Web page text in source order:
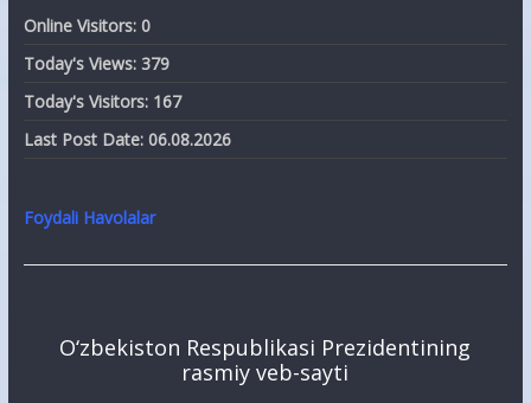
Online Visitors: 0
Today's Views: 379
Today's Visitors: 167
Last Post Date: 06.08.2026
Foydali Havolalar
O‘zbekiston Respublikasi Prezidentining
rasmiy veb-sayti